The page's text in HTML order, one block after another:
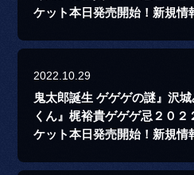
ケット本日発売開始！新規情
2022.10.29
鬼太郎誕生 ゲゲゲの謎』沢
くん』梶裕貴ゲゲゲ忌２０
ケット本日発売開始！新規情